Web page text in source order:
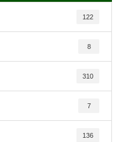
122
8
310
7
136